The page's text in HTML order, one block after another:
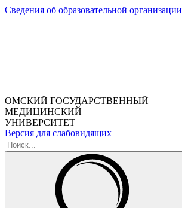
Сведения об образовательной организации
ОМСКИЙ ГОСУДАРСТВЕННЫЙ
МЕДИЦИНСКИЙ
УНИВЕРСИТЕТ
Версия для слабовидящих